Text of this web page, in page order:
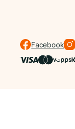
Facebook